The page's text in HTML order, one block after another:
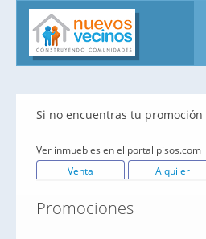
Si no encuentras tu promoción
Ver inmuebles en el portal pisos.com
Venta
Alquiler
Promociones